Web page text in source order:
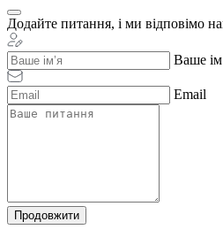
Додайте питання, і ми відповімо
Ваше
Email
Продовжити